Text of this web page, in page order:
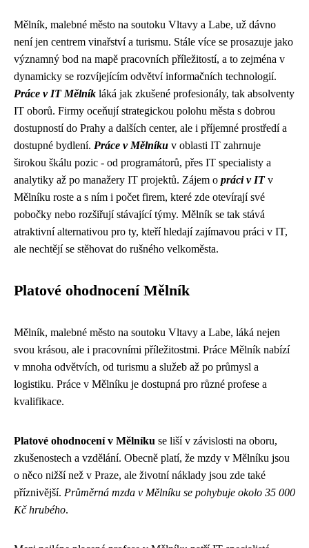
Mělník, malebné město na soutoku Vltavy a Labe, už dávno
není jen centrem vinařství a turismu. Stále více se prosazuje jako
významný bod na mapě pracovních příležitostí, a to zejména v
dynamicky se rozvíjejícím odvětví informačních technologií.
Práce v IT Mělník láká jak zkušené profesionály, tak absolventy
IT oborů. Firmy oceňují strategickou polohu města s dobrou
dostupností do Prahy a dalších center, ale i příjemné prostředí a
dostupné bydlení. Práce v Mělníku v oblasti IT zahrnuje
širokou škálu pozic - od programátorů, přes IT specialisty a
analytiky až po manažery IT projektů. Zájem o práci v ITv
Mělníku roste a s ním i počet firem, které zde otevírají své
pobočky nebo rozšiřují stávající týmy. Mělník se tak stává
atraktivní alternativou pro ty, kteří hledají zajímavou práci v IT,
ale nechtějí se stěhovat do rušného velkoměsta.
Platové ohodnocení Mělník
Mělník, malebné město na soutoku Vltavy a Labe, láká nejen
svou krásou, ale i pracovními příležitostmi. Práce Mělník nabízí
v mnoha odvětvích, od turismu a služeb až po průmysl a
logistiku. Práce v Mělníku je dostupná pro různé profese a
kvalifikace.
Platové ohodnocení v Mělníku se liší v závislosti na oboru,
zkušenostech a vzdělání. Obecně platí, že mzdy v Mělníku jsou
o něco nižší než v Praze, ale životní náklady jsou zde také
příznivější. Průměrná mzda v Mělníku se pohybuje okolo 35 000
Kč hrubého.